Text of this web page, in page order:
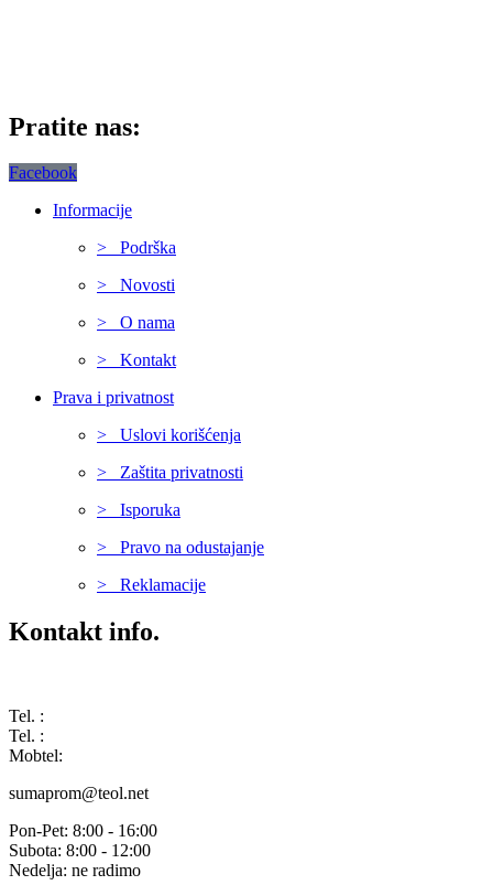
Pratite nas:
Facebook
Informacije
> Podrška
> Novosti
> O nama
> Kontakt
Prava i privatnost
> Uslovi korišćenja
> Zaštita privatnosti
> Isporuka
> Pravo na odustajanje
> Reklamacije
Kontakt info.
Tel. :
Tel. :
Mobtel:
sumaprom@teol.net
Pon-Pet: 8:00 - 16:00
Subota: 8:00 - 12:00
Nedelja: ne radimo